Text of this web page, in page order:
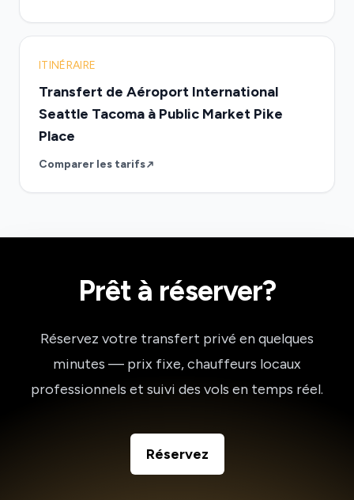
ITINÉRAIRE
Transfert de Aéroport International
Seattle Tacoma à Public Market Pike
Place
Comparer les tarifs
Prêt à réserver?
Réservez votre transfert privé en quelques
minutes — prix fixe, chauffeurs locaux
professionnels et suivi des vols en temps réel.
Réservez